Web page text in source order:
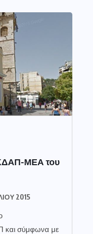
ΜΕΑ του
2015
και σύμφωνα με